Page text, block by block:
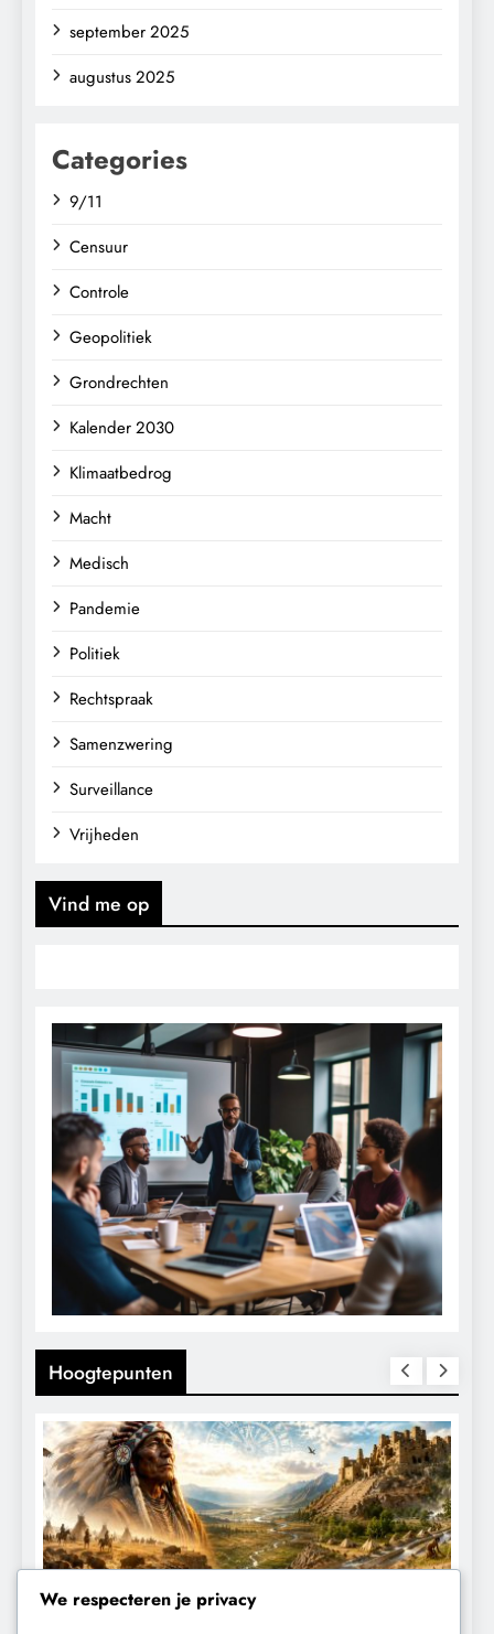
september 2025
augustus 2025
Categories
9/11
Censuur
Controle
Geopolitiek
Grondrechten
Kalender 2030
Klimaatbedrog
Macht
Medisch
Pandemie
Politiek
Rechtspraak
Samenzwering
Surveillance
Vrijheden
Vind me op
Hoogtepunten
We respecteren je privacy